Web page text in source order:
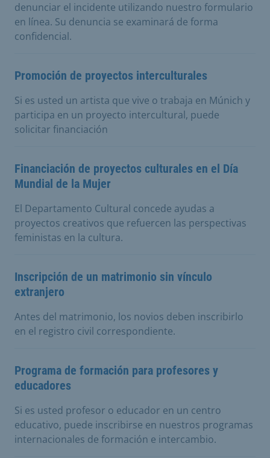
denunciar el incidente utilizando nuestro formulario
en línea. Su denuncia se examinará de forma
confidencial.
Promoción de proyectos interculturales
Si es usted un artista que vive o trabaja en Múnich y
participa en un proyecto intercultural, puede
solicitar financiación
Financiación de proyectos culturales en el Día
Mundial de la Mujer
El Departamento Cultural concede ayudas a
proyectos creativos que refuercen las perspectivas
feministas en la cultura.
Inscripción de un matrimonio sin vínculo
extranjero
Antes del matrimonio, los novios deben inscribirlo
en el registro civil correspondiente.
Programa de formación para profesores y
educadores
Si es usted profesor o educador en un centro
educativo, puede inscribirse en nuestros programas
internacionales de formación e intercambio.